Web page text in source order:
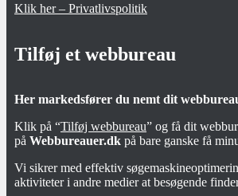
Klik her – Privatlivspolitik
Tilføj et webbureau
Her markedsfører du nemt dit
Klik på “Tilføj webbureau” og få dit
på Webbureauer.dk på bare ganske få
Vi sikrer med effektiv
aktiviteter i andre medier at besøgende